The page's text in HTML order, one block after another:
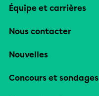
Équipe et carrières
Nous contacter
Nouvelles
Concours et sondages